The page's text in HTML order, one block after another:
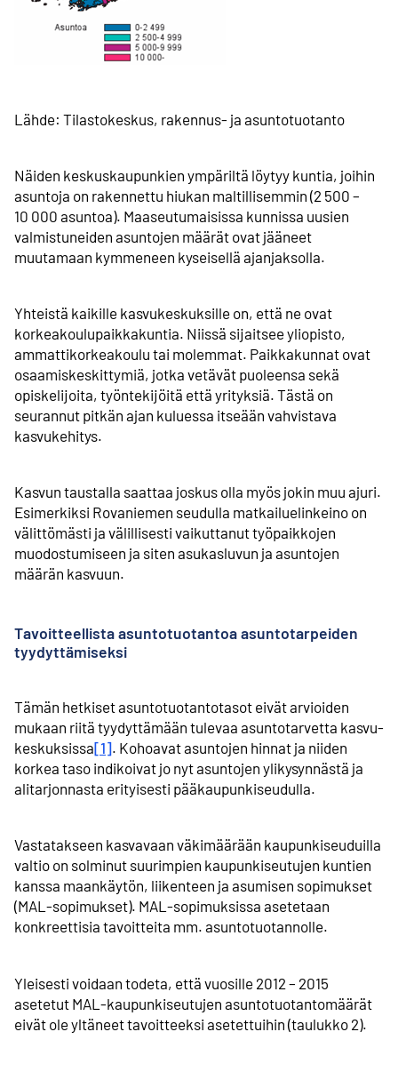
Lähde: Tilastokeskus, rakennus- ja asuntotuotanto
Näiden keskuskaupunkien ympäriltä löytyy kuntia, joihin
asuntoja on rakennettu hiukan maltillisemmin (2 500 –
10 000 asuntoa). Maaseutumaisissa kunnissa uusien
valmistuneiden asuntojen määrät ovat jääneet
muutamaan kymmeneen kyseisellä ajanjaksolla.
Yhteistä kaikille kasvukeskuksille on, että ne ovat
korkeakoulu­paikkakuntia. Niissä sijaitsee yliopisto,
ammattikorkea­koulu tai molemmat. Paikkakunnat ovat
osaamis­keskittymiä, jotka vetävät puoleensa sekä
opiskelijoita, työntekijöitä että yrityksiä. Tästä on
seurannut pitkän ajan kuluessa itseään vahvistava
kasvukehitys.
Kasvun taustalla saattaa joskus olla myös jokin muu ajuri.
Esimerkiksi Rovaniemen seudulla matkailu­elinkeino on
välittömästi ja välillisesti vaikuttanut työpaikkojen
muodostumiseen ja siten asukasluvun ja asuntojen
määrän kasvuun.
Tavoitteellista asuntotuotantoa asunto­tarpeiden
tyydyttämiseksi
Tämän hetkiset asuntotuotantotasot eivät arvioiden
mukaan riitä tyydyttämään tulevaa asuntotarvetta kasvu­
keskuksissa[1]. Kohoavat asuntojen hinnat ja niiden
korkea taso indikoivat jo nyt asuntojen ylikysynnästä ja
alitarjonnasta erityisesti pääkaupunki­seudulla.
Vastatakseen kasvavaan väkimäärään kaupunki­seuduilla
valtio on solminut suurimpien kaupunki­seutujen kuntien
kanssa maankäytön, liikenteen ja asumisen sopimukset
(MAL-sopimukset). MAL-sopimuksissa asetetaan
konkreettisia tavoitteita mm. asunto­tuotannolle.
Yleisesti voidaan todeta, että vuosille 2012 – 2015
asetetut MAL-kaupunkiseutujen asunto­tuotanto­määrät
eivät ole yltäneet tavoitteeksi asetettuihin (taulukko 2).